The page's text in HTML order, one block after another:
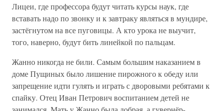
Лицеи, где профессора будут читать курсы наук, где
вставать надо по звонку и к завтраку являться в мундире,
застёгнутом на все пуговицы. А кто урока не выучит,
того, наверно, будут бить линейкой по пальцам.
Жанно никогда не били. Самым большим наказанием в
доме Пущиных было лишение пирожного к обеду или
запрещение идти гулять и играть с дворовыми ребятами к
спайку. Отец Иван Петрович воспитанием детей не